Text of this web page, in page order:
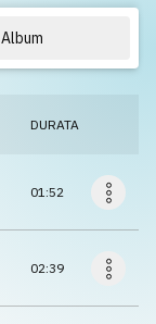
Album
DURATA
01:52
02:39